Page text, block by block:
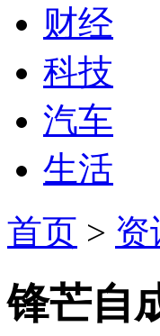
财经
科技
汽车
生活
首页 > 资
锋芒自